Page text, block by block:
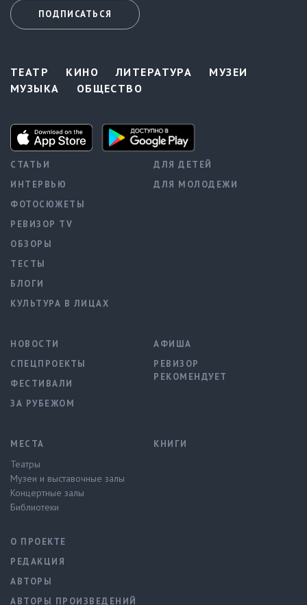
ПОДПИСАТЬСЯ
ТЕАТР КИНО ЛИТЕРАТУРА
МУЗЕИ
МУЗЫКА
ОБЩЕСТВО
СТАТЬИ
ИНТЕРВЬЮ
ФОТОСЮЖЕТЫ
РЕВИЗОР TV
ОБЗОРЫ
ТЕСТЫ
БЛОГИ
КУЛЬТУРА В ЛИЦАХ
ДЛЯ ДЕТЕЙ
ДЛЯ МОЛОДЕЖИ
НОВОСТИ
СПЕЦПРОЕКТЫ
ФЕСТИВАЛИ
ЗА РУБЕЖОМ
АФИША
РЕВИЗОР
РЕКОМЕНДУЕТ
МЕСТА
Театры
Музеи и выставочные залы
Концертные залы
Библиотеки
КНИГИ
О ПРОЕКТЕ
РЕДАКЦИЯ
АВТОРЫ
АВТОРЫ ПРОИЗВЕДЕНИЙ